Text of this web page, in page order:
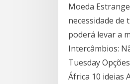
Moeda
necessidade
poderá levar a
Intercâmbios:
Tuesday
África 10 ideias